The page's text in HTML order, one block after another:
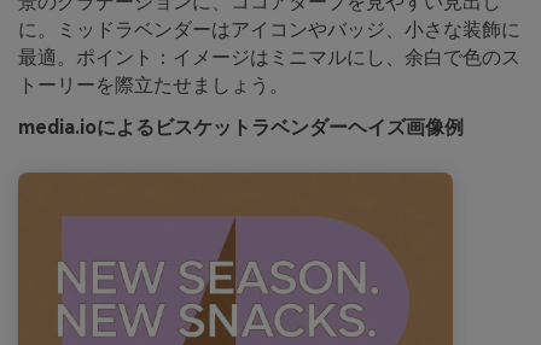
に。ミッドラベンダーはアイコンやバッジ、小さな装飾に
最適。ポイント：イメージはミニマルにし、余白で色のス
トーリーを際立たせましょう。
media.ioによるビスケットラベンダーヘイズ画像例